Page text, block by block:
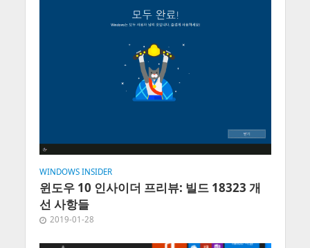
WINDOWS INSIDER
윈도우 10 인사이더 프리뷰: 빌드 18323 개
선 사항들
2019-01-28